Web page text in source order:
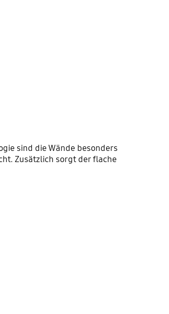
sind die Wände besonders
Zusätzlich sorgt der flache